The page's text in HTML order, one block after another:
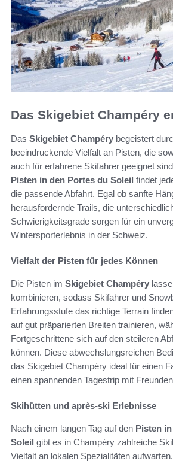
Das Skigebiet Champéry
Das Skigebiet Champéry begeistert
beeindruckende Vielfalt an Pisten, die
auch für erfahrene Skifahrer geeignet
Pisten in den Portes du Soleil findet
die passende Abfahrt. Egal ob sanfte
herausfordernde Trails, die
Schwierigkeitsgrade sorgen für ein
Wintersporterlebnis in der Schweiz.
Vielfalt der Pisten für jedes Können
Die Pisten im Skigebiet Champéry
kombinieren, sodass Skifahrer und
Erfahrungsstufe das richtige Terrain
auf gut präparierten Breiten trainieren,
Fortgeschrittene sich auf den steileren
können. Diese abwechslungsreichen
das Skigebiet Champéry ideal für einen
einen spannenden Tagestrip mit
Skihütten und après-ski Erlebnisse
Nach einem langen Tag auf den Pisten
Soleil gibt es in Champéry zahlreiche
Vielfalt an lokalen Spezialitäten